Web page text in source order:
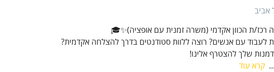
אביב
שלך להצטרף אלינו!
קרא עוד